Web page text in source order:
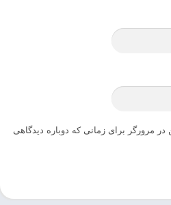
مرورگر برای زمانی که دوباره دیدگاهی